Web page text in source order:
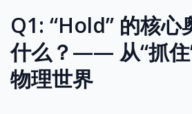
Q1: “Hold” 的核心
什么？—— 从“抓住
物理世界